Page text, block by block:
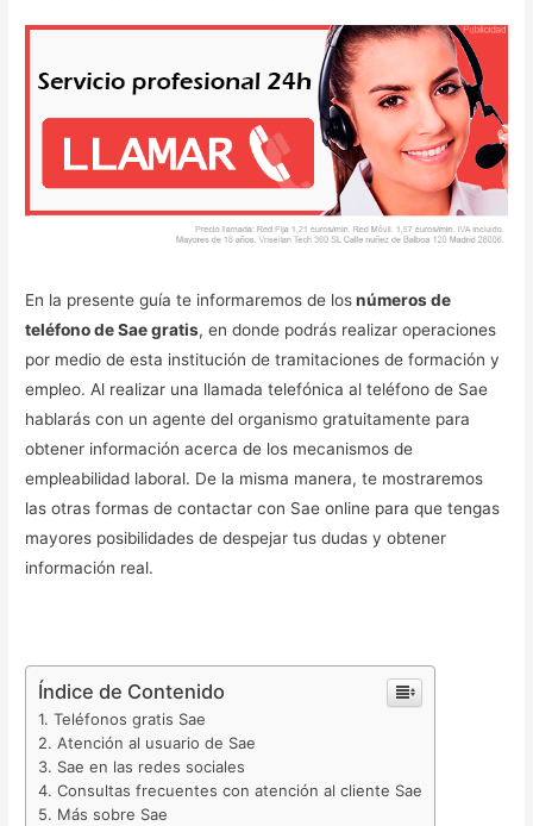
En la presente guía te informaremos de losnúmeros de
teléfono de Sae gratis, en donde podrás realizar operaciones
por medio de esta institución de tramitaciones de formación y
empleo. Al realizar una llamada telefónica al teléfono de Sae
hablarás con un agente del organismo gratuitamente para
obtener información acerca de los mecanismos de
empleabilidad laboral. De la misma manera, te mostraremos
las otras formas de contactar con Sae online para que tengas
mayores posibilidades de despejar tus dudas y obtener
información real.
Índice de Contenido
Teléfonos gratis Sae
Atención al usuario de Sae
Sae en las redes sociales
Consultas frecuentes con atención al cliente Sae
Más sobre Sae